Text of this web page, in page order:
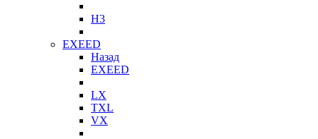
H3
EXEED
Назад
EXEED
LX
TXL
VX